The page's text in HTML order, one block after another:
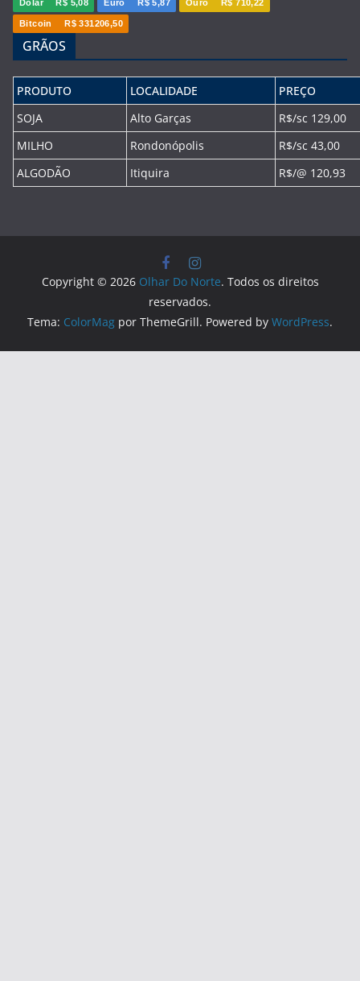
Dólar R$ 5,08 Euro R$ 5,87 Ouro R$ 710,22
Bitcoin R$ 331206,50
GRÃOS
PRODUTO LOCALIDADE
PREÇO
SOJA
Alto Garças
R$/sc 129,00
MILHO
Rondonópolis
R$/sc 43,00
ALGODÃO
Itiquira R$/@ 120,93
Copyright © 2026 Olhar Do Norte. Todos os direitos
reservados.
Tema: ColorMag por ThemeGrill. Powered by WordPress.